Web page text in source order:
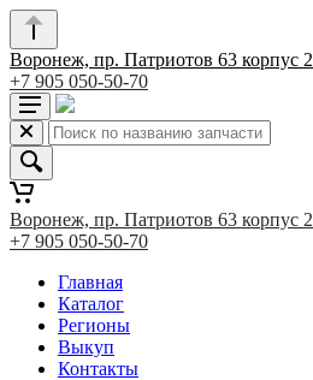
Воронеж, пр. Патриотов 63 корпус 2
+7 905 050-50-70
Воронеж, пр. Патриотов 63 корпус 2
+7 905 050-50-70
Главная
Каталог
Регионы
Выкуп
Контакты